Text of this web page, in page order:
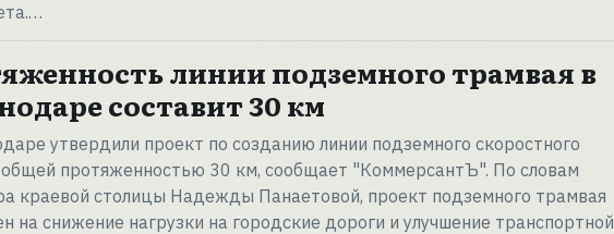
линии подземного трамвая в
составит 30 км
утвердили проект по созданию линии подземного скоростного
протяженностью 30 км, сообщает "КоммерсантЪ". По словам
краевой столицы Надежды Панаетовой, проект подземного трамвая
на снижение нагрузки на городские дороги и улучшение транспортной